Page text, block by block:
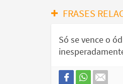
FRASES
Só se vence o